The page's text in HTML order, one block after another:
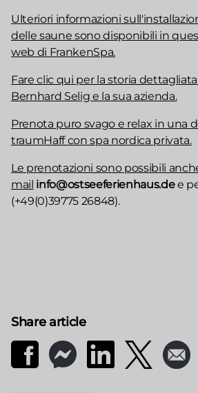
Ulteriori informazioni
delle saune sono disponibili in
web di FrankenSpa.
Fare clic qui per la storia
Bernhard Selig e la sua azienda.
Prenota puro svago e relax in una
traumHaff con spa nordica privata.
Le prenotazioni sono possibili
mail info@ostseeferienhaus.dee
(+49(0)39775 26848).
Share article